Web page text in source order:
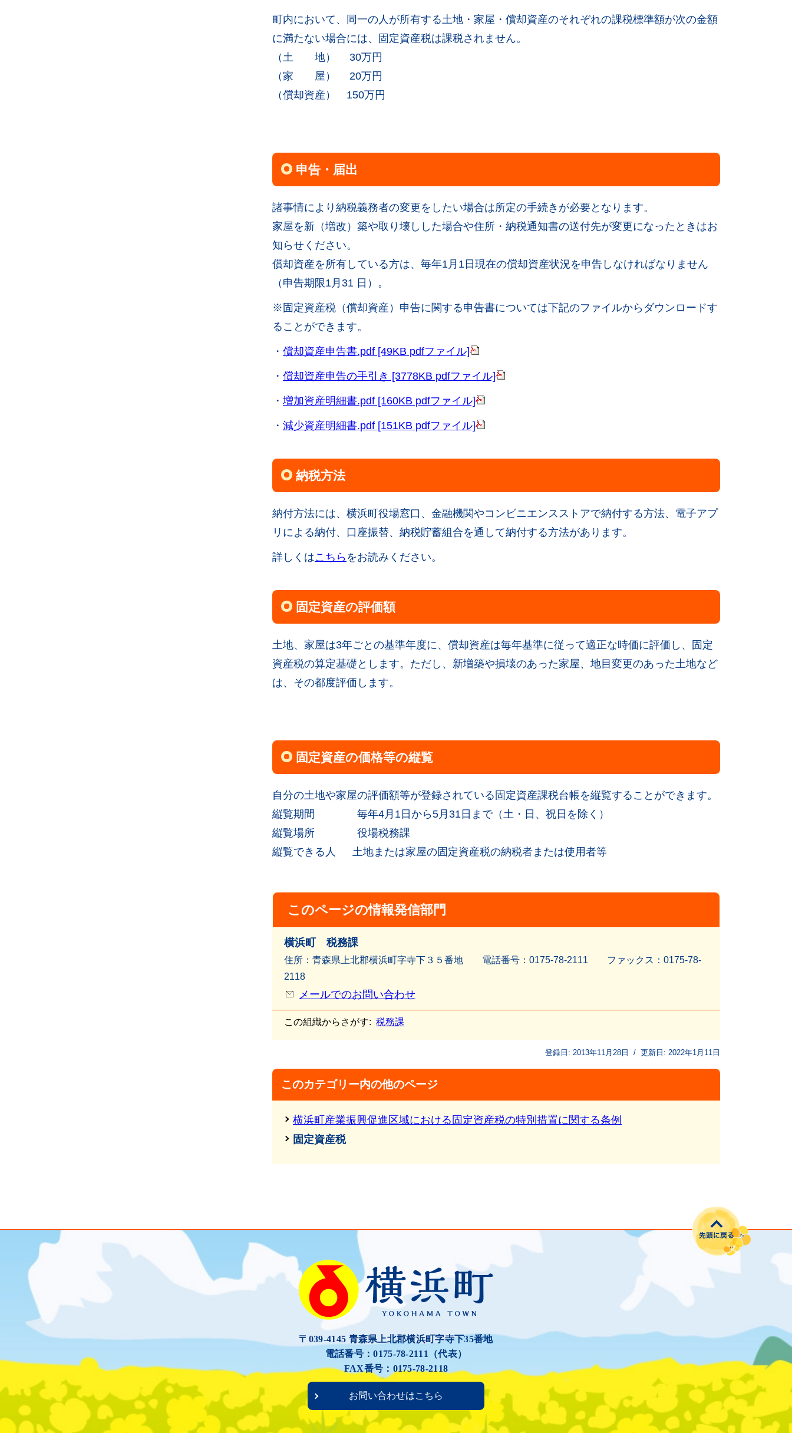
町内において、同一の人が所有する土地・家屋・償却資産のそれぞれの課税標準額が次の金額
に満たない場合には、固定資産税は課税されません。
（土 地） 30万円
（家 屋） 20万円
（償却資産） 150万円
申告・届出
諸事情により納税義務者の変更をしたい場合は所定の手続きが必要となります。
家屋を新（増改）築や取り壊しした場合や住所・納税通知書の送付先が変更になったときはお
知らせください。
償却資産を所有している方は、毎年1月1日現在の償却資産状況を申告しなければなりません
（申告期限1月31 日）。
※固定資産税（償却資産）申告に関する申告書については下記のファイルからダウンロードす
ることができます。
・ 償却資産申告書.pdf [49KB pdfファイル]
・ 償却資産申告の手引き [3778KB pdfファイル]
・ 増加資産明細書.pdf [160KB pdfファイル]
・ 減少資産明細書.pdf [151KB pdfファイル]
納税方法
納付方法には、横浜町役場窓口、金融機関やコンビニエンスストアで納付する方法、電子アプ
リによる納付、口座振替、納税貯蓄組合を通して納付する方法があります。
詳しくはこちら をお読みください。
固定資産の評価額
土地、家屋は3年ごとの基準年度に、償却資産は毎年基準に従って適正な時価に評価し、固定
資産税の算定基礎とします。ただし、新増築や損壊のあった家屋、地目変更のあった土地など
は、その都度評価します。
固定資産の価格等の縦覧
自分の土地や家屋の評価額等が登録されている固定資産課税台帳を縦覧することができます。
縦覧期間 毎年4月1日から5月31日まで（土・日、祝日を除く）
縦覧場所 役場税務課
縦覧できる人 土地または家屋の固定資産税の納税者または使用者等
このページの情報発信部門
横浜町 税務課
住所：青森県上北郡横浜町字寺下３５番地 電話番号：0175-78-2111 ファッ クス：0175-78-
2118
メールでのお問い合わせ
この組織からさがす: 税務課
登録日: 2013年11月28日 / 更新日: 2022年1月11日
このカテゴリー内の他のページ
横浜町産業振興促進区域における固定資産税の特別措置に関する条例
固定資産税
〒039-4145 青森県上北郡横浜町字寺下35番地
電話番号：0175-78-2111（代表）
FAX番号：0175-78-2118
お問い合わせはこちら